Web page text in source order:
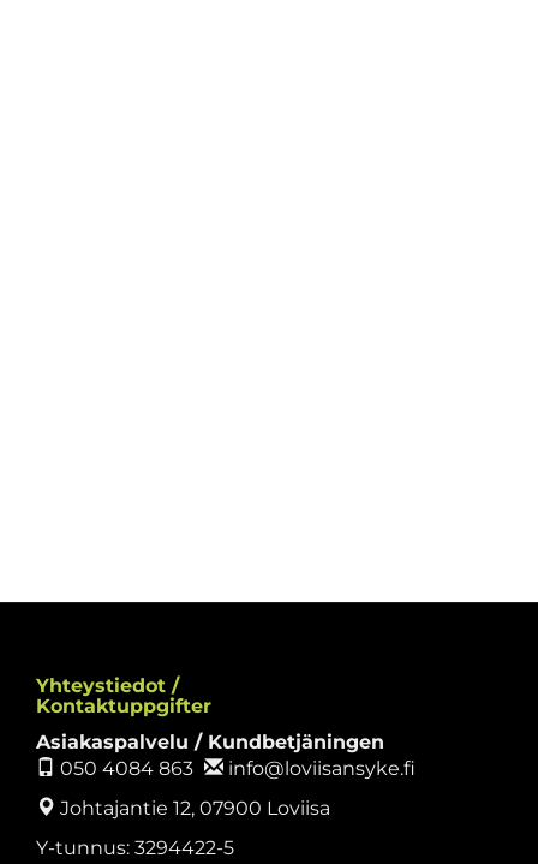
Yhteystiedot /
Kontaktuppgifter
Asiakaspalvelu / Kundbetjäningen
050 4084 863
info@loviisansyke.fi
Johtajantie 12, 07900 Loviisa
Y-tunnus: 3294422-5